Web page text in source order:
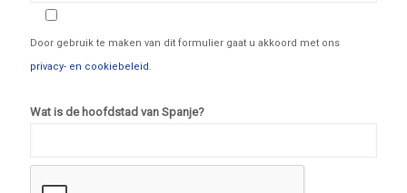
Door gebruik te maken van dit formulier gaat u akkoord met ons
privacy- en cookiebeleid.
Wat is de hoofdstad van Spanje?